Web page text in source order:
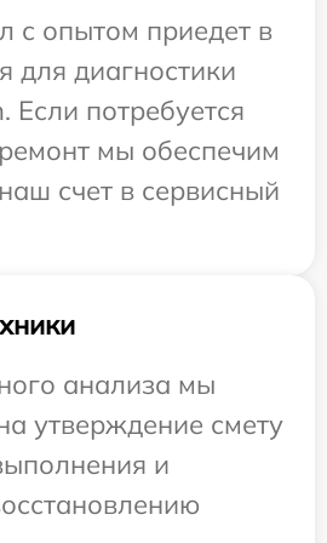
с опытом приедет в
для диагностики
Если потребуется
мы обеспечим
счет в сервисный
анализа мы
утверждение смету
и